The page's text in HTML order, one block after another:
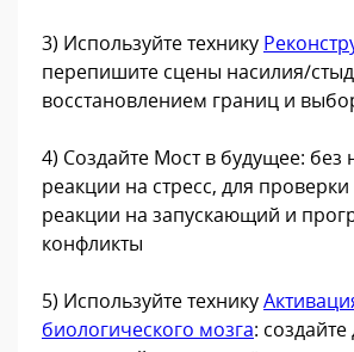
3) Используйте технику
перепишите сцены насилия/
восстановлением границ и
4) Создайте Мост в будущее: без
реакции на стресс, для проверки
реакции на запускающий и
конфликты
5) Используйте технику
биологического мозга: